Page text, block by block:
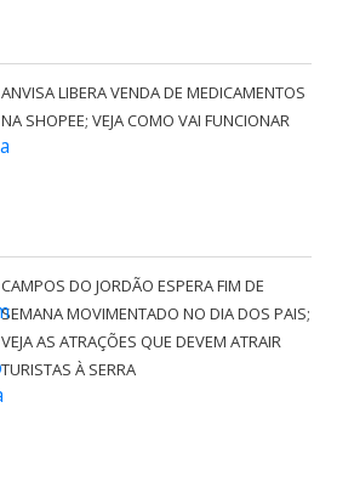
ANVISA LIBERA VENDA DE MEDICAMENTOS
NA SHOPEE; VEJA COMO VAI FUNCIONAR
CAMPOS DO JORDÃO ESPERA FIM DE
SEMANA MOVIMENTADO NO DIA DOS PAIS;
VEJA AS ATRAÇÕES QUE DEVEM ATRAIR
TURISTAS À SERRA